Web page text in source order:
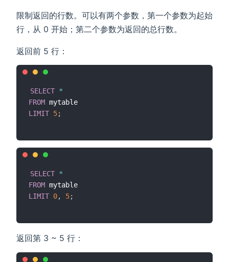
限制返回的行数。可以有两个参数，第一个参数为起始
行，从 0 开始；第二个参数为返回的总行数。
返回前 5 行：
SELECT *
FROM
LIMIT 5;
SELECT *
FROM
LIMIT 0, 5;
返回第 3 ~ 5 行：